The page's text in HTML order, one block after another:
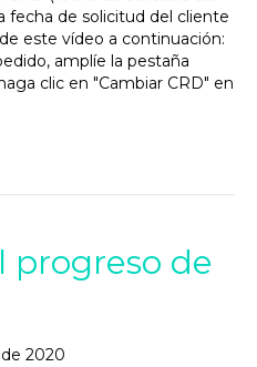
fecha de solicitud del cliente
este vídeo a continuación:
amplíe la pestaña
clic en "Cambiar CRD" en
progreso de
2020